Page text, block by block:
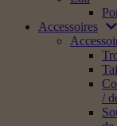
Accessoires
/